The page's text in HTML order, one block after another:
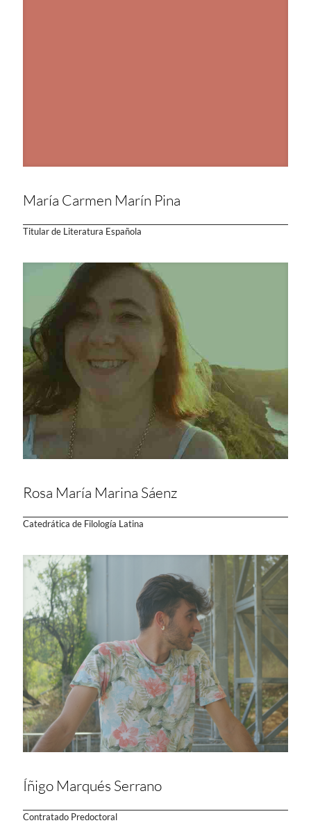
María Carmen Marín Pina
Titular de Literatura Española
Rosa María Marina Sáenz
Catedrática de Filología Latina
Íñigo Marqués Serrano
Contratado Predoctoral